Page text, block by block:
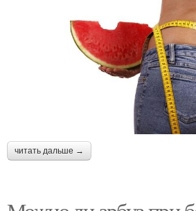
читать дальше →